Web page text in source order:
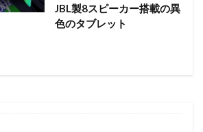
JBL製8スピーカー搭載の異
色のタブレット